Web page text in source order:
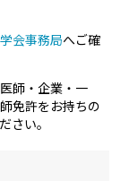
会事務局へご確
師・企業・一
免許をお持ちの
さい。